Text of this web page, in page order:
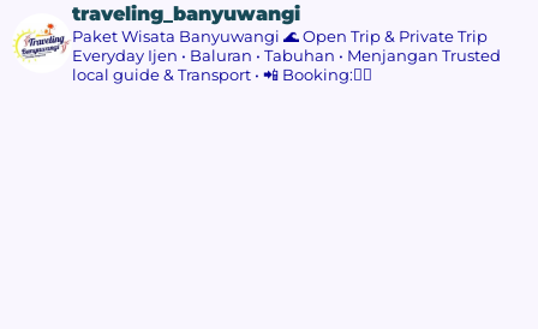
traveling_banyuwangi
Paket Wisata Banyuwangi 🌊Open Trip & Private Trip
Everyday Ijen • Baluran • Tabuhan • Menjangan Trusted
local guide & Transport • 📲 Booking:👇🏻